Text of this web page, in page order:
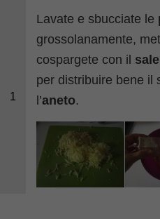
1
Lavate e sbucciate le
grossolanamente,
cospargete con il sale
per distribuire bene il
l’aneto.